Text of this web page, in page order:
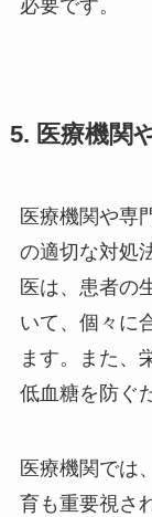
必要です。
5. 医療機関
医療機関や専
の適切な対処
医は、患者の
いて、個々に
ます。また、
低血糖を防ぐ
医療機関では
育も重要視さ